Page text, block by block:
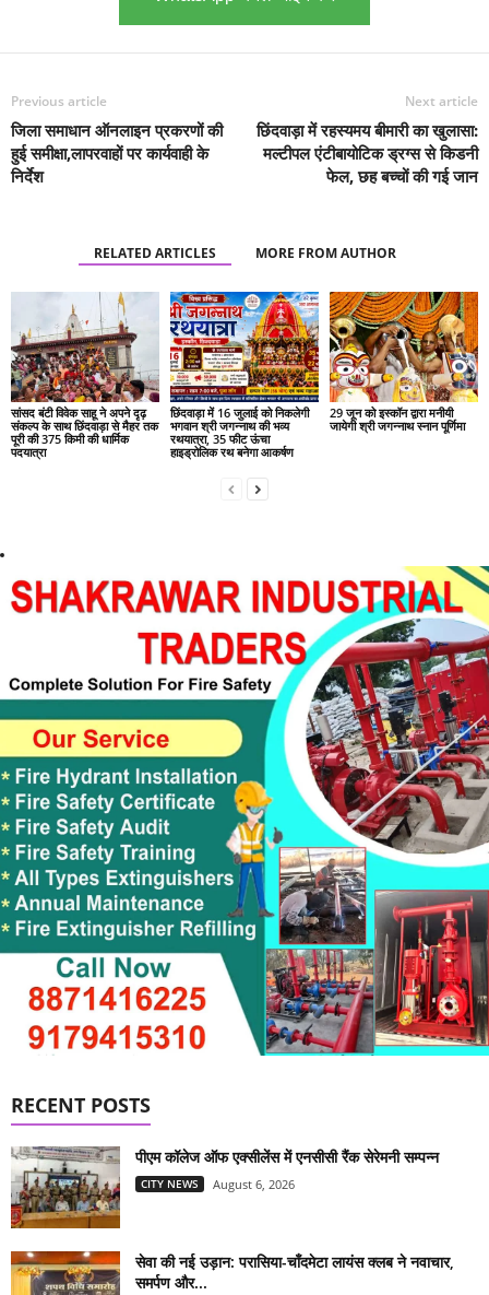
Previous article
जिला समाधान ऑनलाइन प्रकरणों की
हुई समीक्षा,लापरवाहों पर कार्यवाही के
निर्देश
Next article
छिंदवाड़ा में रहस्यमय बीमारी का खुलासा:
मल्टीपल एंटीबायोटिक ड्रग्स से किडनी
फेल, छह बच्चों की गई जान
RELATED ARTICLES MORE FROM AUTHOR
सांसद बंटी विवेक साहू ने अपने दृढ़
संकल्प के साथ छिंदवाड़ा से मैहर तक
पूरी की 375 किमी की धार्मिक
पदयात्रा
छिंदवाड़ा में 16 जुलाई को निकलेगी
भगवान श्री जगन्नाथ की भव्य
रथयात्रा, 35 फीट ऊंचा
हाइड्रोलिक रथ बनेगा आकर्षण
29 जून को इस्कॉन द्वारा मनीयी
जायेगी श्री जगन्नाथ स्नान पूर्णिमा
RECENT POSTS
पीएम कॉलेज ऑफ एक्सीलेंस में एनसीसी रैंक सेरेमनी सम्पन्न
CITY NEWS August 6, 2026
सेवा की नई उड़ान: परासिया-चाँदमेटा लायंस क्लब ने नवाचार,
समर्पण और...